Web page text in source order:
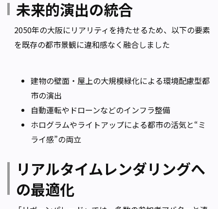
未来的演出の統合
2050年の大阪にリアリティを持たせるため、以下の要素
を既存の都市景観に違和感なく融合しました
建物の壁面・屋上の大規模緑化による環境配慮型都
市の演出
自動運転やドローンなどのインフラ整備
ホログラムやライトアップによる都市の活気と“ミ
ライ感”の両立
リアルタイムレンダリングへ
の最適化